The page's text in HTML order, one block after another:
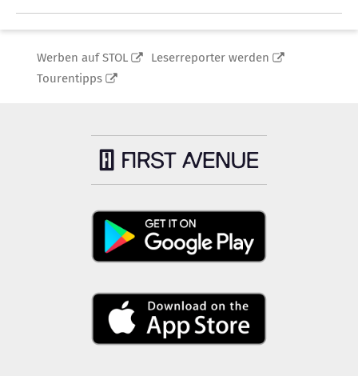
Werben auf STOL
Leserreporter werden
Tourentipps